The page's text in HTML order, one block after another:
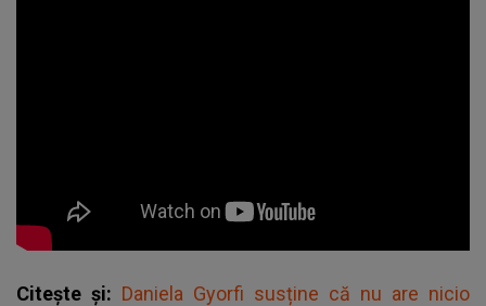
Citește și: Daniela Gyorfi susține că nu are nicio